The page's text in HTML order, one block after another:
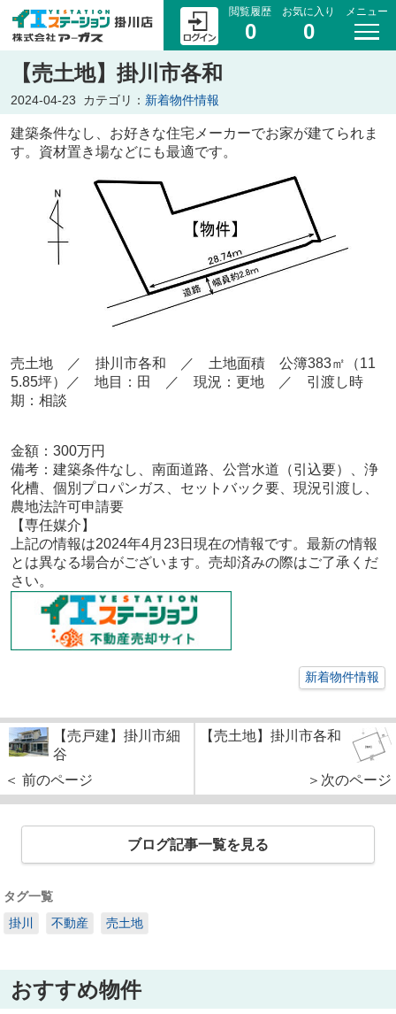
閲覧履歴
0
お気に入り
0
メニュー
【売土地】掛川市各和
2024-04-23 カテゴリ： 新着物件情報
建築条件なし、お好きな住宅メーカーでお家が建てられま
す。資材置き場などにも最適です。
売土地 ／ 掛川市各和 ／ 土地面積 公簿383㎡（11
5.85坪）
／ 地目：田 ／ 現況：更地 ／ 引渡し時
期：相談
金額：300万円
備考： 建築条件なし、南面道路、公営水道（引込要）、浄
化槽、個別プロパンガス、セットバック要、現況引渡し、
農地法許可申請要
【専任媒介 】
上記の情報は2024年4月23日現在の情報です。最新の情報
とは異なる場合がございます。売却済みの際はご了承くだ
さい。
新着物件情報
【売戸建】掛川市細
谷
＜ 前のページ
【売土地】掛川市各和
＞次のページ
ブログ記事一覧を見る
タグ一覧
掛川
不動産 売土地
おすすめ物件